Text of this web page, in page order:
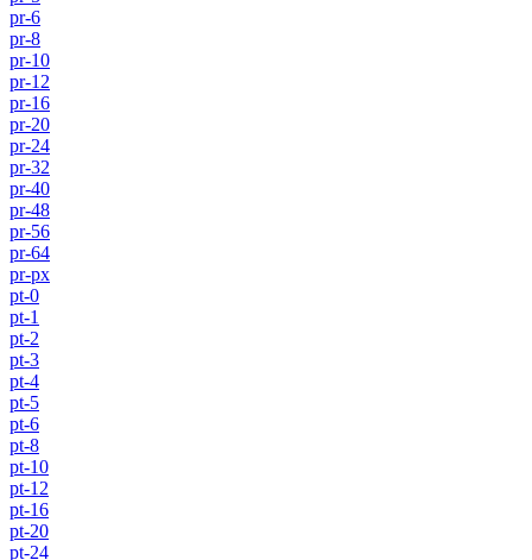
pr-6
pr-8
pr-10
pr-12
pr-16
pr-20
pr-24
pr-32
pr-40
pr-48
pr-56
pr-64
pr-px
pt-0
pt-1
pt-2
pt-3
pt-4
pt-5
pt-6
pt-8
pt-10
pt-12
pt-16
pt-20
pt-24